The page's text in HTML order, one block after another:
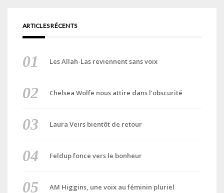
ARTICLES RÉCENTS
Les Allah-Las reviennent sans voix
Chelsea Wolfe nous attire dans l’obscurité
Laura Veirs bientôt de retour
Feldup fonce vers le bonheur
AM Higgins, une voix au féminin pluriel